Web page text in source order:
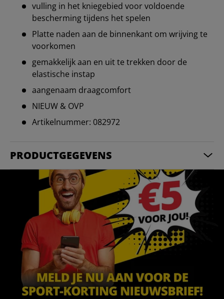
vulling in het kniegebied voor voldoende
bescherming tijdens het spelen
Platte naden aan de binnenkant om wrijving te
voorkomen
gemakkelijk aan en uit te trekken door de
elastische instap
aangenaam draagcomfort
NIEUW & OVP
Artikelnummer: 082972
PRODUCTGEGEVENS